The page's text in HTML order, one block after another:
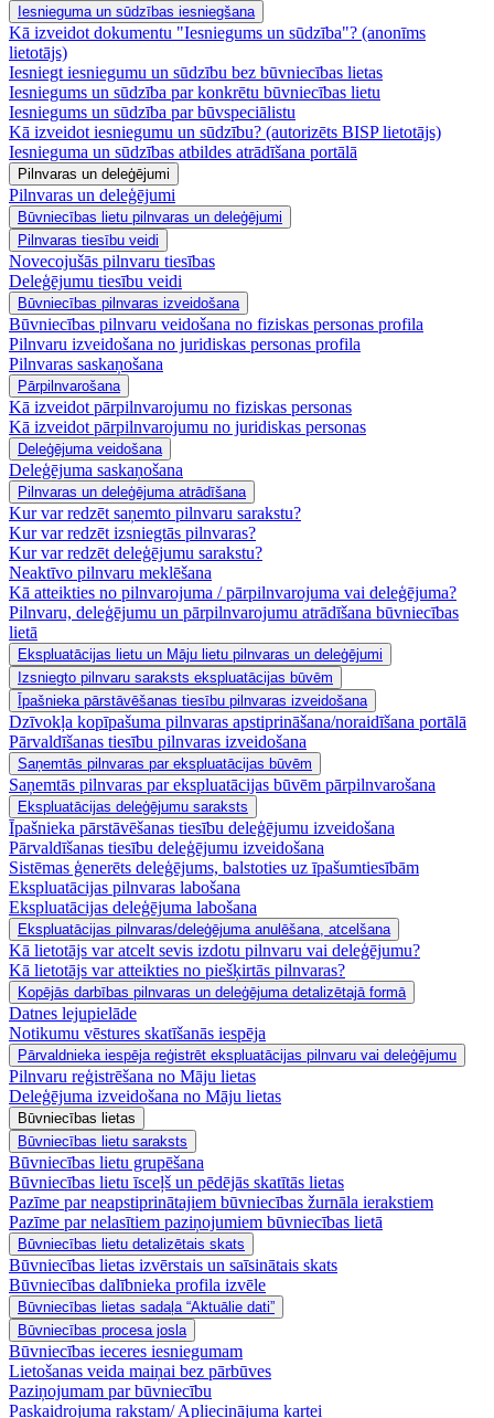
Iesnieguma un sūdzības iesniegšana
Kā izveidot dokumentu "Iesniegums un sūdzība"? (anonīms
lietotājs)
Iesniegt iesniegumu un sūdzību bez būvniecības lietas
Iesniegums un sūdzība par konkrētu būvniecības lietu
Iesniegums un sūdzība par būvspeciālistu
Kā izveidot iesniegumu un sūdzību? (autorizēts BISP lietotājs)
Iesnieguma un sūdzības atbildes atrādīšana portālā
Pilnvaras un deleģējumi
Pilnvaras un deleģējumi
Būvniecības lietu pilnvaras un deleģējumi
Pilnvaras tiesību veidi
Novecojušās pilnvaru tiesības
Deleģējumu tiesību veidi
Būvniecības pilnvaras izveidošana
Būvniecības pilnvaru veidošana no fiziskas personas profila
Pilnvaru izveidošana no juridiskas personas profila
Pilnvaras saskaņošana
Pārpilnvarošana
Kā izveidot pārpilnvarojumu no fiziskas personas
Kā izveidot pārpilnvarojumu no juridiskas personas
Deleģējuma veidošana
Deleģējuma saskaņošana
Pilnvaras un deleģējuma atrādīšana
Kur var redzēt saņemto pilnvaru sarakstu?
Kur var redzēt izsniegtās pilnvaras?
Kur var redzēt deleģējumu sarakstu?
Neaktīvo pilnvaru meklēšana
Kā atteikties no pilnvarojuma / pārpilnvarojuma vai deleģējuma?
Pilnvaru, deleģējumu un pārpilnvarojumu atrādīšana būvniecības
lietā
Ekspluatācijas lietu un Māju lietu pilnvaras un deleģējumi
Izsniegto pilnvaru saraksts ekspluatācijas būvēm
Īpašnieka pārstāvēšanas tiesību pilnvaras izveidošana
Dzīvokļa kopīpašuma pilnvaras apstiprināšana/noraidīšana portālā
Pārvaldīšanas tiesību pilnvaras izveidošana
Saņemtās pilnvaras par ekspluatācijas būvēm
Saņemtās pilnvaras par ekspluatācijas būvēm pārpilnvarošana
Ekspluatācijas deleģējumu saraksts
Īpašnieka pārstāvēšanas tiesību deleģējumu izveidošana
Pārvaldīšanas tiesību deleģējumu izveidošana
Sistēmas ģenerēts deleģējums, balstoties uz īpašumtiesībām
Ekspluatācijas pilnvaras labošana
Ekspluatācijas deleģējuma labošana
Ekspluatācijas pilnvaras/deleģējuma anulēšana, atcelšana
Kā lietotājs var atcelt sevis izdotu pilnvaru vai deleģējumu?
Kā lietotājs var atteikties no piešķirtās pilnvaras?
Kopējās darbības pilnvaras un deleģējuma detalizētajā formā
Datnes lejupielāde
Notikumu vēstures skatīšanās iespēja
Pārvaldnieka iespēja reģistrēt ekspluatācijas pilnvaru vai deleģējumu
Pilnvaru reģistrēšana no Māju lietas
Deleģējuma izveidošana no Māju lietas
Būvniecības lietas
Būvniecības lietu saraksts
Būvniecības lietu grupēšana
Būvniecības lietu īsceļš un pēdējās skatītās lietas
Pazīme par neapstiprinātajiem būvniecības žurnāla ierakstiem
Pazīme par nelasītiem paziņojumiem būvniecības lietā
Būvniecības lietu detalizētais skats
Būvniecības lietas izvērstais un saīsinātais skats
Būvniecības dalībnieka profila izvēle
Būvniecības lietas sadaļa “Aktuālie dati”
Būvniecības procesa josla
Būvniecības ieceres iesniegumam
Lietošanas veida maiņai bez pārbūves
Paziņojumam par būvniecību
Paskaidrojuma rakstam/ Apliecinājuma kartei